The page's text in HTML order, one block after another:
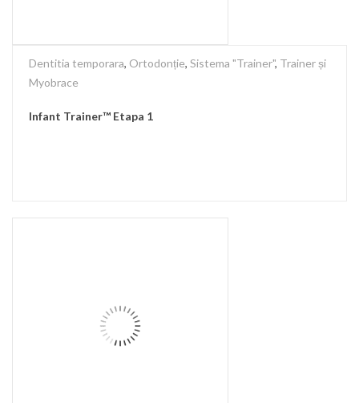
Dentitia temporara, Ortodonție, Sistema "Trainer", Trainer și
Myobrace
Infant Trainer™ Etapa 1